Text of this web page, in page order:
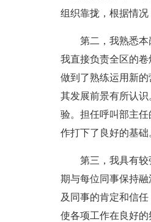
组织靠拢，根据情况
第二，我熟悉本
我直接负责全区的
做到了熟练运用新
其发展前景有所认
验。担任呼叫部主
作打下了良好的基础
第三，我具有
期与每位同事保持
及同事的肯定和信
使各项工作在良好